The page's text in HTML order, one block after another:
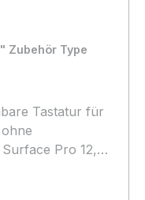
Zubehör Type
Tastatur für
Pro 12,
Surface Pro 9,
X